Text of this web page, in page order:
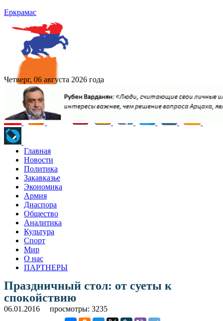
Еркрамас
Четверг, 06 августа 2026 года
Главная
Новости
Политика
Закавказье
Экономика
Армия
Диаспора
Общество
Аналитика
Культура
Спорт
Мир
О нас
ПАРТНЕРЫ
Праздничный стол: от суеты к
спокойствию
06.01.2016 просмотры: 3235